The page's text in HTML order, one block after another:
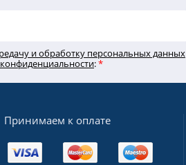
и обработку персональных данных
:*
Принимаем к оплате